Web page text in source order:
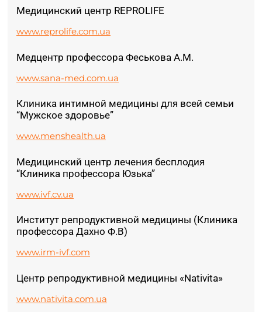
Медицинский центр REPROLIFE
www.reprolife.com.ua
Медцентр профессора Феськова А.М.
www.sana-med.com.ua
Клиника интимной медицины для всей семьи
“Мужское здоровье”
www.menshealth.ua
Медицинский центр лечения бесплодия
“Клиника профессора Юзька”
www.ivf.cv.ua
Институт репродуктивной медицины (Клиника
профессора Дахно Ф.В)
www.irm-ivf.com
Центр репродуктивной медицины «Nativita»
www.nativita.com.ua